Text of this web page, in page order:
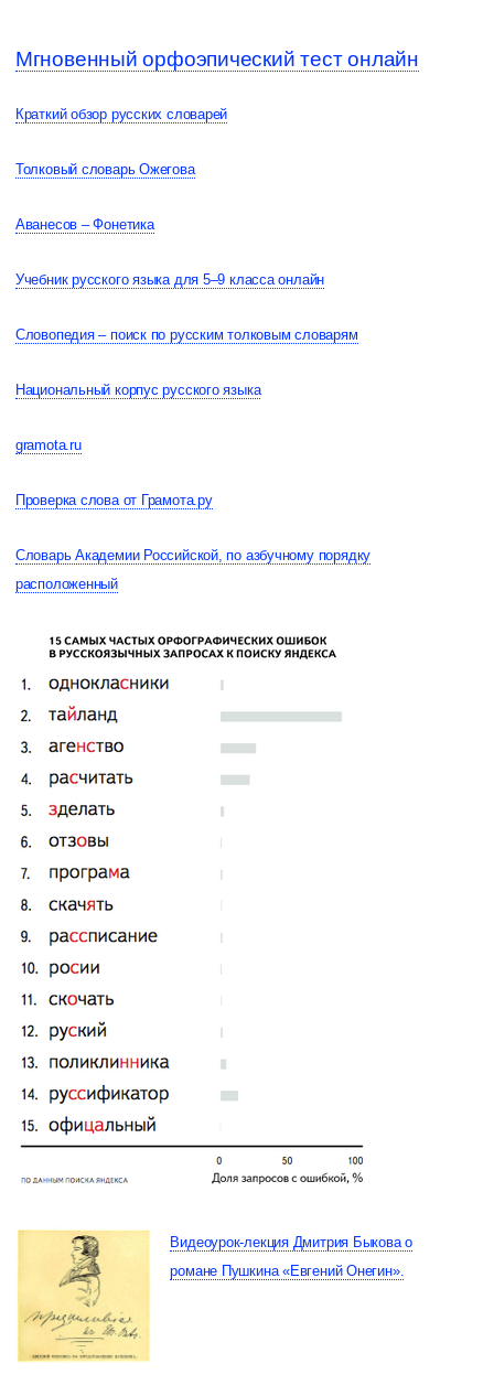
Мгновенный орфоэпический тест онлайн
Краткий обзор русских словарей
Толковый словарь Ожегова
Аванесов – Фонетика
Учебник русского языка для 5–9 класса онлайн
Словопедия – поиск по русским толковым словарям
Национальный корпус русского языка
gramota.ru
Проверка слова от Грамота.ру
Словарь Академии Российской, по азбучному порядку
расположенный
Видеоурок-лекция Дмитрия Быкова о
романе Пушкина «Евгений Онегин».